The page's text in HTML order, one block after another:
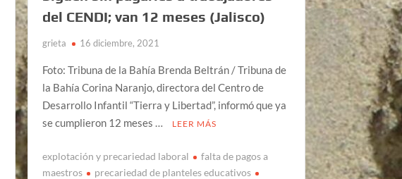
del CENDI; van 12 meses (Jalisco)
grieta 16 diciembre, 2021
Foto: Tribuna de la Bahía Brenda Beltrán / Tribuna de
la Bahía Corina Naranjo, directora del Centro de
Desarrollo Infantil “Tierra y Libertad”, informó que ya
se cumplieron 12 meses …
LEER MÁS
explotación y precariedad laboral
falta de pagos a
maestros
precariedad de planteles educativos